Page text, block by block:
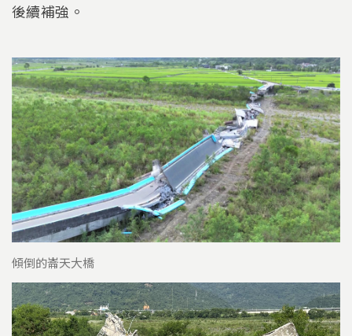
後續補強。
傾倒的崙天大橋